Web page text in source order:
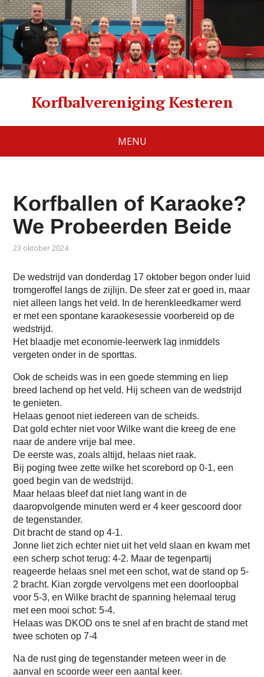
Korfbalvereniging Kesteren
MENU
Korfballen of Karaoke?
We Probeerden Beide
23 oktober 2024
De wedstrijd van donderdag 17 oktober begon onder luid
tromgeroffel langs de zijlijn. De sfeer zat er goed in, maar
niet alleen langs het veld. In de herenkleedkamer werd
er met een spontane karaokesessie voorbereid op de
wedstrijd.
Het blaadje met economie-leerwerk lag inmiddels
vergeten onder in de sporttas.
Ook de scheids was in een goede stemming en liep
breed lachend op het veld. Hij scheen van de wedstrijd
te genieten.
Helaas genoot niet iedereen van de scheids.
Dat gold echter niet voor Wilke want die kreeg de ene
naar de andere vrije bal mee.
De eerste was, zoals altijd, helaas niet raak.
Bij poging twee zette wilke het scorebord op 0-1, een
goed begin van de wedstrijd.
Maar helaas bleef dat niet lang want in de
daaropvolgende minuten werd er 4 keer gescoord door
de tegenstander.
Dit bracht de stand op 4-1.
Jonne liet zich echter niet uit het veld slaan en kwam met
een scherp schot terug: 4-2. Maar de tegenpartij
reageerde helaas snel met een schot, wat de stand op 5-
2 bracht. Kian zorgde vervolgens met een doorloopbal
voor 5-3, en Wilke bracht de spanning helemaal terug
met een mooi schot: 5-4.
Helaas was DKOD ons te snel af en bracht de stand met
twee schoten op 7-4
Na de rust ging de tegenstander meteen weer in de
aanval en scoorde weer een aantal keer.